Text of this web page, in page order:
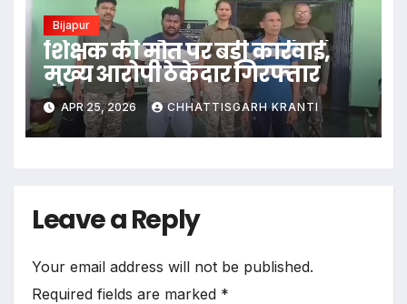
Bijapur
शिक्षक की मौत पर बड़ी कार्रवाई,
मुख्य आरोपी ठेकेदार गिरफ्तार
APR 25, 2026 CHHATTISGARH KRANTI
Leave a Reply
Your email address will not be published.
Required fields are marked *